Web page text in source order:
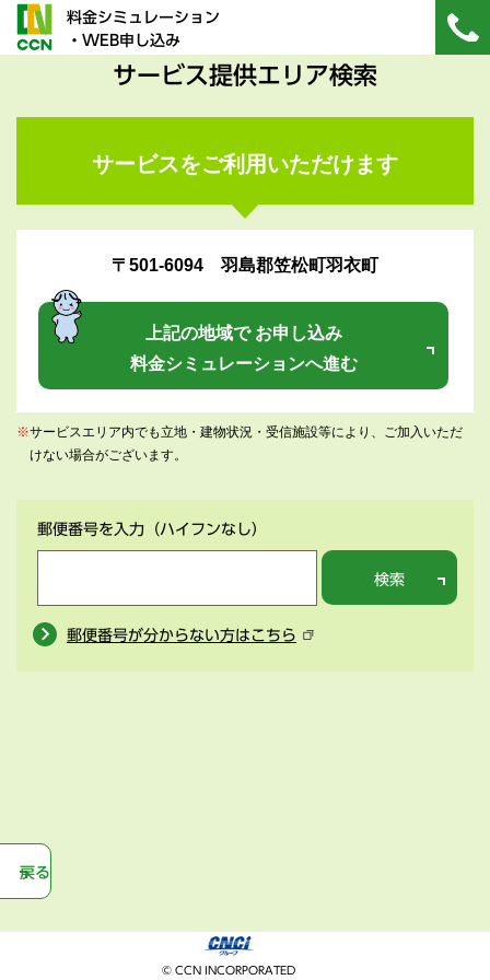
料金シミュレーション
・WEB申し込み
サービス提供エリア検索
サービスをご利用いただけます
〒501-6094 羽島郡笠松町羽衣町
上記の地域で お申し込み
料金シミュレーションへ進む
※サービスエリア内でも立地・建物状況・受信施設等により、ご加入いただ
けない場合がございます。
郵便番号を入力 （ハイフンなし）
検索
郵便番号が分からない方はこちら
戻る
© CCN INCORPORATED